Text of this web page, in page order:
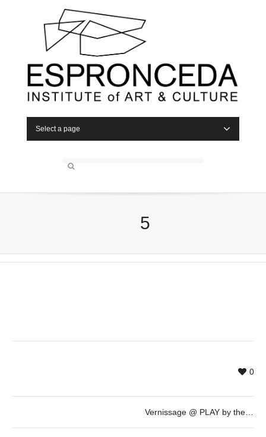
Select a page
5
0